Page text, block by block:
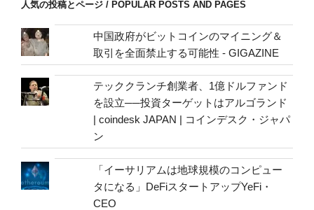
address
人気の投稿とページ / POPULAR POSTS AND PAGES
中国政府がビットコインのマイニング＆
取引を全面禁止する可能性 - GIGAZINE
テッククランチ創業者、1億ドルファンド
を設立──投資ターゲットはアルゴランド
| coindesk JAPAN | コインデスク・ジャパ
ン
「イーサリアムは地球規模のコンピュー
タになる」DeFiスタートアップYeFi・
CEO